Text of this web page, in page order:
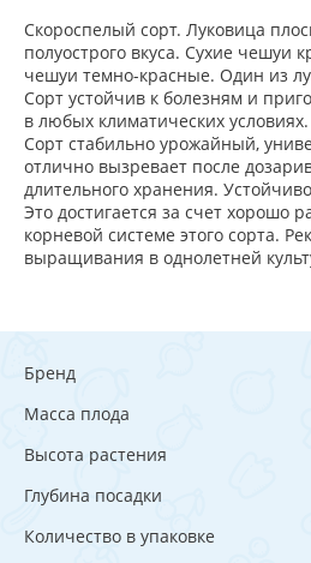
Скороспелый сорт. Луковица
полуострого вкуса. Сухие чешуи
чешуи темно-красные. Один из
Сорт устойчив к болезням и
в любых климатических условиях.
Сорт стабильно урожайный,
отлично вызревает после
длительного хранения.
Это достигается за счет хорошо
корневой системе этого сорта.
выращивания в однолетней
Бренд
Масса плода
Высота растения
Глубина посадки
Количество в упаковке